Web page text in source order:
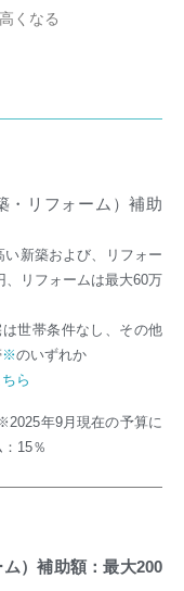
くなる
・リフォーム）補助
新築および、リフォー
リフォームは最大60万
世帯条件なし、その他
※のいずれか
ら
年9月現在の予算に
15％
ム）補助額：最大200